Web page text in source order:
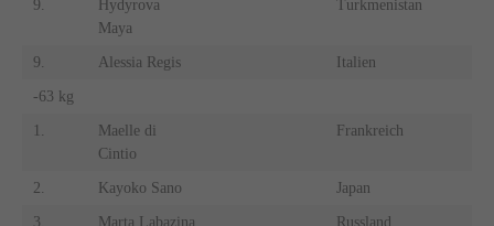
9.
Hydyrova
Maya
Turkmenistan
9. Alessia Regis Italien
-63 kg
1.
Maelle di
Cintio
Frankreich
2. Kayoko Sano Japan
3. Marta Labazina Russland